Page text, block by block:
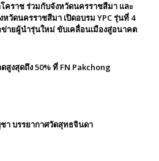
คราช ร่วมกับจังหวัดนครราชสีมา และ
วัดนครราชสีมา เปิดอบรม YPC รุ่นที่ 4
ข่ายผู้นำรุ่นใหม่ ขับเคลื่อนเมืองสู่อนาคต
สูงสุดถึง 50% ที่ FN Pakchong
า บรรยากาศวัดสุทธจินดา